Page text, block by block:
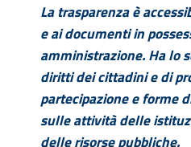
La trasparenza è
e ai documenti in
amministrazione. Ha lo
diritti dei cittadini e di
partecipazione e forme
sulle attività delle
delle risorse pubbliche.